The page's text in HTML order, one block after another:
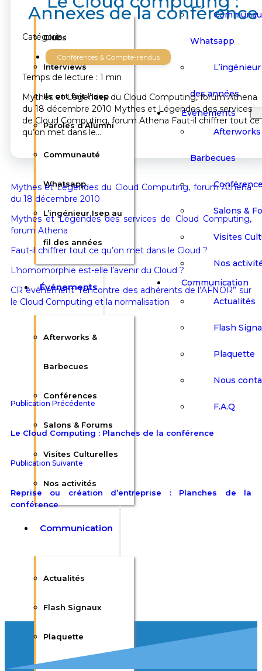
Clubs
Interviews
Ils ont fait l’Isep
Paroles d’Alumni
Communauté
Whatsapp
L’ingénieur Isep au
fil des années
Événements
Afterworks &
Barbecues
Conférences
Salons & Forums
Visites Culturelles
Nos activités
Communication
Actualités
Flash Signaux
Plaquette
Nous contacter
Whatsapp
des années
Événements
Afterworks
Barbecues
Salons &
Visites
Nos
Communication
Actualités
Flash
Plaquette
Nous
F.A.Q
Annexes de la conférence
Catégorie :
Conférences & Compte-rendus
Temps de lecture : 1 min
Mythes et Légendes du Cloud Computing, forum Athena
du 18 décembre 2010 Mythes et Légendes des services
de Cloud Computing, forum Athena Faut-il chiffrer tout ce
qu’on met dans le…
Mythes et Légendes du Cloud Computing, forum Athena
du 18 décembre 2010
Mythes et Légendes des services de Cloud Computing,
forum Athena
Faut-il chiffrer tout ce qu’on met dans le Cloud ?
L’homomorphie est-elle l’avenir du Cloud ?
CR évènement “rencontre des adhérents de l’AFNOR” sur
le Cloud Computing et la normalisation
Publication Précédente
Le Cloud Computing : Planches de la conférence
Publication Suivante
Reprise ou création d’entreprise : Planches de la
conférence